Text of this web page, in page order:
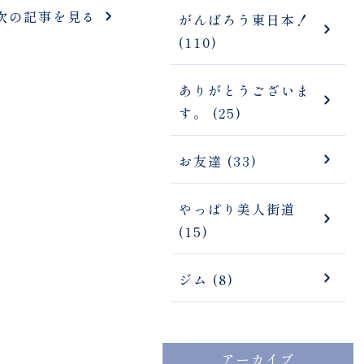
の記事を見る
がんばろう東日本！
(110)
ありがとうございま
す。 (25)
お友達 (33)
やっぱり美人街道
(15)
ジム (8)
アーカイブ